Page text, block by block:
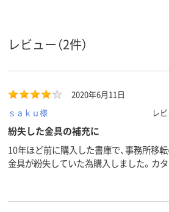
レビュー（2件）
2020年6月11日
ｓａｋｕ様
レ
紛失した金具の補充に
10年ほど前に購入した書庫で、事務所移
金具が紛失していた為購入しました。カ
い部品だったので商品サポートデスクへ
も助かりました。部品については問題な